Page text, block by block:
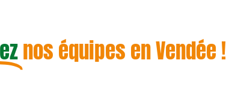
nos équipes en Vendée !